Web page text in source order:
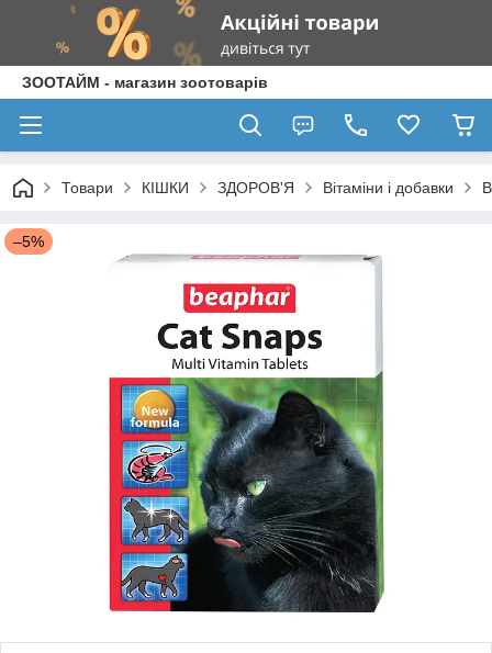
ЗООТАЙМ - магазин зоотоварів
Товари КІШКИ ЗДОРОВ'Я Вітаміни і добавки
–5%